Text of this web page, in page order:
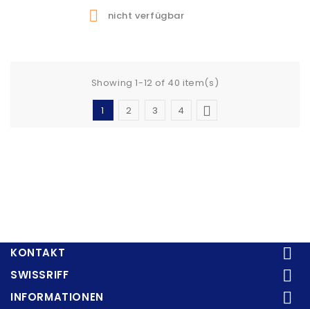
 nicht verfügbar
Showing 1-12 of 40 item(s)
1 2 3 4 
KONTAKT 
SWISSRIFF 
INFORMATIONEN 